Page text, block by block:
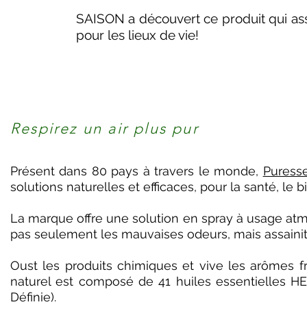
SAISON a découvert ce produit qui
pour les lieux de vie!
Respirez un air plus pur
Présent dans 80 pays à travers le monde,
solutions naturelles et efficaces, pour la santé, le
La marque offre une solution en spray à usage
pas seulement les mauvaises odeurs, mais
Oust les produits chimiques et vive les arômes
naturel est composé de 41 huiles essentielles
Définie).